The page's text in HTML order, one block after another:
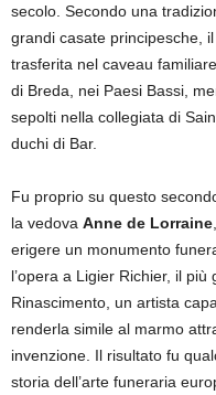
secolo. Secondo una
grandi casate principesche,
trasferita nel caveau
di Breda, nei Paesi Bassi,
sepolti nella collegiata di
duchi di Bar.
Fu proprio su questo
la vedova Anne de Lorraine
erigere un monumento
l’opera a Ligier Richier, il
Rinascimento, un artista
renderla simile al marmo
invenzione. Il risultato fu
storia dell’arte funeraria